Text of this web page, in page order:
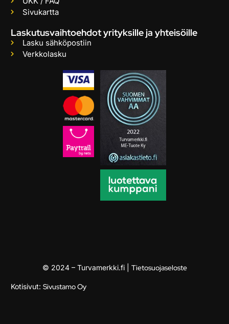
Sivukartta
Laskutusvaihtoehdot yrityksille ja yhteisöille
Lasku sähköpostiin
Verkkolasku
© 2024 – Turvamerkki.fi | Tietosuojaseloste
Kotisivut: Sivustamo Oy